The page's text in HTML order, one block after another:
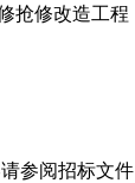
抢修改造工程
参阅招标文件